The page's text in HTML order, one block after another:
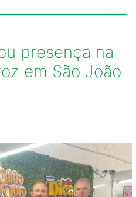
presença na
em São João